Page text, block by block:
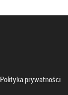
Polityka prywatności